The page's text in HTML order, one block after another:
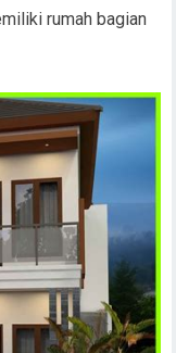
rumah bagian